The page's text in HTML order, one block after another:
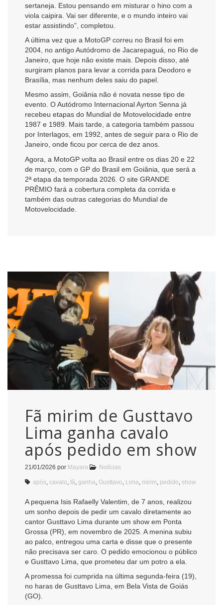
sertaneja. Estou pensando em misturar o hino com a
viola caipira. Vai ser diferente, e o mundo inteiro vai
estar assistindo”, completou.
A última vez que a MotoGP correu no Brasil foi em
2004, no antigo Autódromo de Jacarepaguá, no Rio de
Janeiro, que hoje não existe mais. Depois disso, até
surgiram planos para levar a corrida para Deodoro e
Brasília, mas nenhum deles saiu do papel.
Mesmo assim, Goiânia não é novata nesse tipo de
evento. O Autódromo Internacional Ayrton Senna já
recebeu etapas do Mundial de Motovelocidade entre
1987 e 1989. Mais tarde, a categoria também passou
por Interlagos, em 1992, antes de seguir para o Rio de
Janeiro, onde ficou por cerca de dez anos.
Agora, a MotoGP volta ao Brasil entre os dias 20 e 22
de março, com o GP do Brasil em Goiânia, que será a
2ª etapa da temporada 2026. O site GRANDE
PRÊMIO fará a cobertura completa da corrida e
também das outras categorias do Mundial de
Motovelocidade.
Fã mirim de Gusttavo
Lima ganha cavalo
após pedido em show
21/01/2026 por Mayara Notícias
após cavalo fã ganha Gusttavo Lima mirim pedido show
A pequena Isis Rafaelly Valentim, de 7 anos, realizou
um sonho depois de pedir um cavalo diretamente ao
cantor Gusttavo Lima durante um show em Ponta
Grossa (PR), em novembro de 2025. A menina subiu
ao palco, entregou uma carta e disse que o presente
não precisava ser caro. O pedido emocionou o público
e Gusttavo Lima, que prometeu dar um potro a ela.
A promessa foi cumprida na última segunda-feira (19),
no haras de Gusttavo Lima, em Bela Vista de Goiás
(GO).